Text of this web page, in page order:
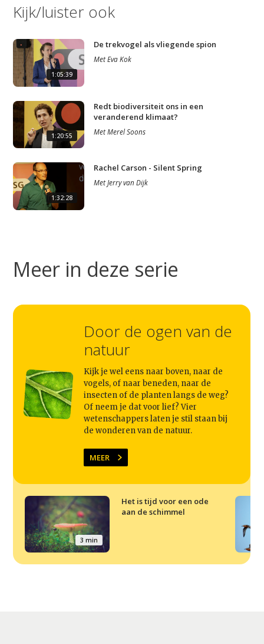
Kijk/luister ook
1:05:39
De trekvogel als vliegende spion
MetEva Kok
1:20:55
Redt biodiversiteit ons in een
veranderend klimaat?
MetMerel Soons
1:32:28
Rachel Carson - Silent Spring
MetJerry van Dijk
Meer in deze serie
Door de ogen van de
natuur
Kijk je wel eens naar boven, naar de
vogels, of naar beneden, naar de
insecten of de planten langs de weg?
Of neem je dat voor lief? Vier
wetenschappers laten je stil staan bij
de wonderen van de natuur.
MEER
3 min
Het is tijd voor een ode
aan de schimmel